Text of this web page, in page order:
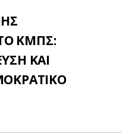
ΚΜΠΣ:
ΚΑΙ